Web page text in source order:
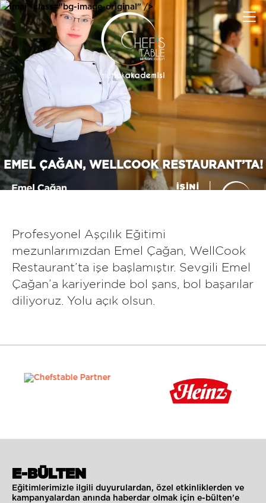
imaj" class="bg-image-original" />
EMEL ÇAĞAN, WELLCOOK RESTAURANT’TA!
Profesyonel Aşçılık Eğitimi
mezunlarımızdan Emel Çağan, WellCook
Restaurant’ta işe başlamıştır. Sevgili Emel
Çağan’a kariyerinde bol şans, bol başarılar
diliyoruz. Yolu açık olsun.
E-BÜLTEN
Eğitimlerimizle ilgili duyurulardan, özel etkinliklerden ve
kampanyalardan anında haberdar olmak için e-bülten'e